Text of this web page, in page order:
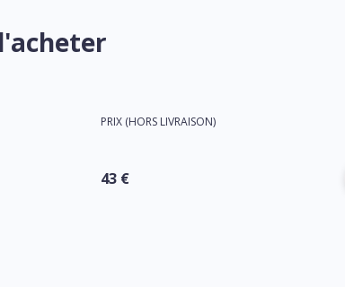
PRIX (HORS LIVRAISON)
43 €